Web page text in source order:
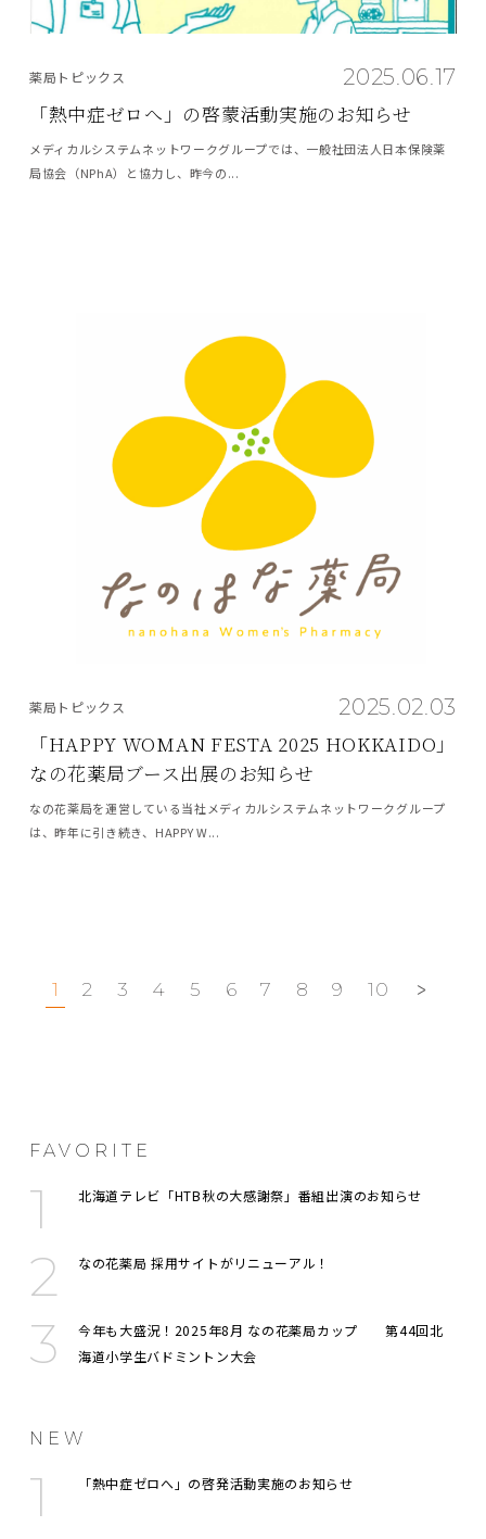
2025.06.17
薬局トピックス
「熱中症ゼロへ」の啓蒙活動実施のお知らせ
メディカルシステムネットワークグループでは、一般社団法人日本保険薬
局協会（NPhA）と協力し、昨今の...
2025.02.03
薬局トピックス
「HAPPY WOMAN FESTA 2025 HOKKAIDO」
なの花薬局ブース出展のお知らせ
なの花薬局を運営している当社メディカルシステムネットワークグループ
は、昨年に引き続き、HAPPY W...
1 2 3 4 5 6 7 8 9 10
FAVORITE
北海道テレビ「HTB秋の大感謝祭」番組出演のお知らせ
なの花薬局 採用サイトがリニューアル！
今年も大盛況！2025年8月 なの花薬局カップ 第44回北
海道小学生バドミントン大会
NEW
「熱中症ゼロへ」の啓発活動実施のお知らせ